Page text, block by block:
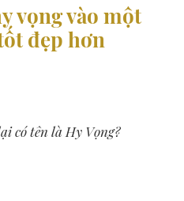
vọng vào một
đẹp hơn
có tên là Hy Vọng?